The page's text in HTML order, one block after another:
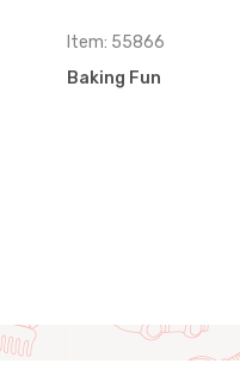
Item: 55866
Baking Fun